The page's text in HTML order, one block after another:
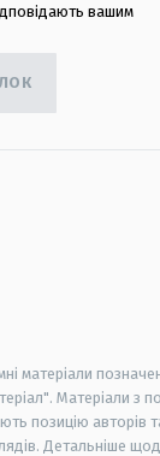
вашим
матеріали
Матеріали з
позицію авторів
Детальніше